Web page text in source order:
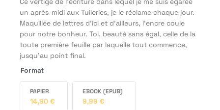
un après-midi aux Tuileries, je le réclame chaque jour.
Maquillée de lettres d’ici et d’ailleurs, l’encre coule
pour notre bonheur. Toi, beauté sans égal, celle de la
toute première feuille par laquelle tout commence,
jusqu’au point final.
Format
PAPIER
14,90 €
EBOOK (EPUB)
9,99 €